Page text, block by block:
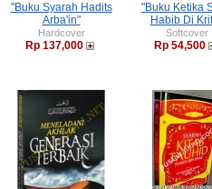
"Buku Syarah Hadits
Arba'in"
Hardcover
Rp 137,000
"Buku Ketika
Habib Di
Softcover
Rp 54,500